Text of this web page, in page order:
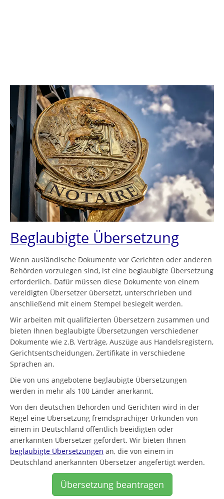
Beglaubigte Übersetzung
Wenn ausländische Dokumente vor Gerichten oder anderen
Behörden vorzulegen sind, ist eine beglaubigte Übersetzung
erforderlich. Dafür müssen diese Dokumente von einem
vereidigten Übersetzer übersetzt, unterschrieben und
anschließend mit einem Stempel besiegelt werden.
Wir arbeiten mit qualifizierten Übersetzern zusammen und
bieten Ihnen beglaubigte Übersetzungen verschiedener
Dokumente wie z.B. Verträge, Auszüge aus Handelsregistern,
Gerichtsentscheidungen, Zertifikate in verschiedene
Sprachen an.
Die von uns angebotene beglaubigte Übersetzungen
werden in mehr als 100 Länder anerkannt.
Von den deutschen Behörden und Gerichten wird in der
Regel eine Übersetzung fremdsprachiger Urkunden von
einem in Deutschland öffentlich beeidigten oder
anerkannten Übersetzer gefordert. Wir bieten Ihnen
beglaubigte Übersetzungen an, die von einem in
Deutschland anerkannten Übersetzer angefertigt werden.
Übersetzung beantragen